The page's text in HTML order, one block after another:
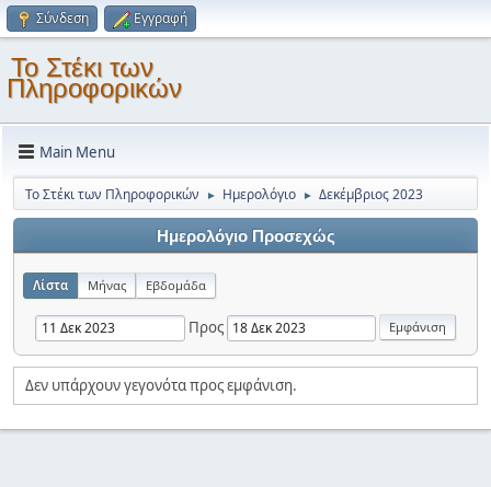
Σύνδεση Εγγραφή
Το Στέκι των
Πληροφορικών
Main Menu
Το Στέκι των Πληροφορικών ► Ημερολόγιο ► Δεκέμβριος 2023
Ημερολόγιο Προσεχώς
Λίστα Μήνας Εβδομάδα
Προς
Δεν υπάρχουν γεγονότα προς εμφάνιση.